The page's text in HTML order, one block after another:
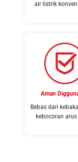
air listrik
Aman
Bebas dari
kebocoran